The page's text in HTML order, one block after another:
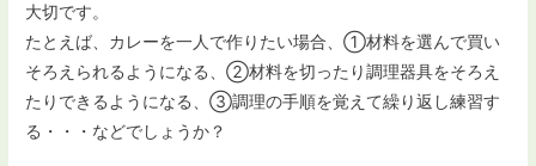
大切です。
たとえば、カレーを一人で作りたい場合、①材料を選んで買い
そろえられるようになる、②材料を切ったり調理器具をそろえ
たりできるようになる、③調理の手順を覚えて繰り返し練習す
る・・・などでしょうか？